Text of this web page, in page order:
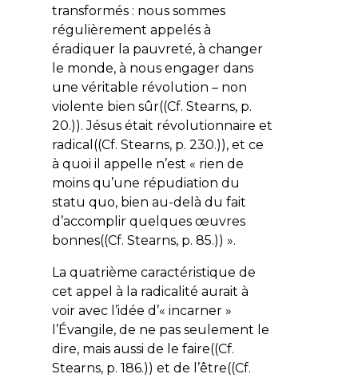
transformés : nous sommes
régulièrement appelés à
éradiquer la pauvreté, à changer
le monde, à nous engager dans
une véritable révolution – non
violente bien sûr((Cf. Stearns, p.
20.)). Jésus était révolutionnaire et
radical((Cf. Stearns, p. 230.)), et ce
à quoi il appelle n’est « rien de
moins qu’une répudiation du
statu quo, bien au-delà du fait
d’accomplir quelques œuvres
bonnes((Cf. Stearns, p. 85.)) ».
La quatrième caractéristique de
cet appel à la radicalité aurait à
voir avec l’idée d’« incarner »
l’Évangile, de ne pas seulement le
dire, mais aussi de le faire((Cf.
Stearns, p. 186.)) et de l’être((Cf.